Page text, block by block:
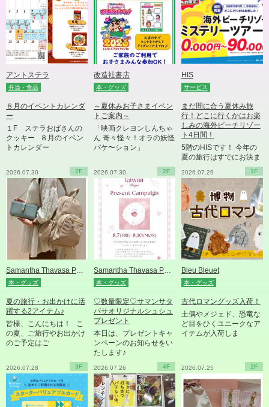
アントステラ
弁当・食品
８月のイベントカレンダ
ー
１F ステラおばさんの
クッキー ８月のイベン
トカレンダー
改造社書店
本・グッズ
～夏休みお子さまイベン
トご案内～
「映画クレヨンしんちゃ
ん 奇々怪々！オラの妖怪
バケ〜ション」
HIS
サービス
まだ間に合う夏休み旅
行！どこに行くかはお楽
しみの海外ビーチリゾー
ト4日間！
5階のHISです！ 今年の
夏の旅行はすでにお決ま
2F
2026.07.30
Samantha Thavasa Petit Choice
本・グッズ
夏の旅行・お出かけに活
躍する2アイテム♪
皆様、こんにちは！ こ
の夏、ご旅行やお出かけ
のご予定はご
2F
2026.07.30
Samantha Thavasa Petit Choice
本・グッズ
♡数量限定♡サマンサタ
バサオリジナルシュシュ
プレゼント
本日は、プレゼントキャ
ンペーンのお知らせをい
たします♪
1F
2026.07.29
Bleu Bleuet
本・グッズ
古代ロマングッズ入荷！
土偶やメジェド、恐竜な
ど目をひくユニークなア
イテムが入荷しま
3F
2026.07.28 4F
2026.07.26 2F
2026.07.25